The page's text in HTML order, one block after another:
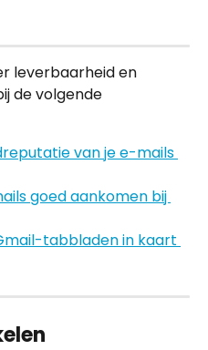
leverbaarheid en
de volgende
van je e-mails
goed aankomen bij
tabbladen in kaart